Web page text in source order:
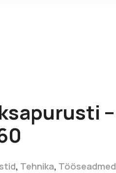
–
, Tehnika, Tööseadmed